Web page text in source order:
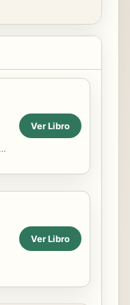
Ver Libro
Ver Libro